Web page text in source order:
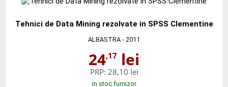
Tehnici de Data Mining rezolvate in SPSS Clementine
ALBASTRA - 2011
24,17 lei
PRP: 28,10 lei
In stoc furnizor